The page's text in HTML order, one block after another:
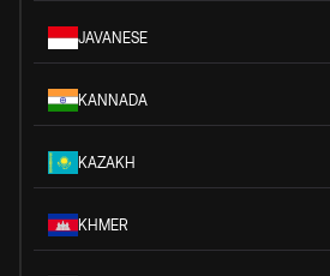
JAVANESE
KANNADA
KAZAKH
KHMER